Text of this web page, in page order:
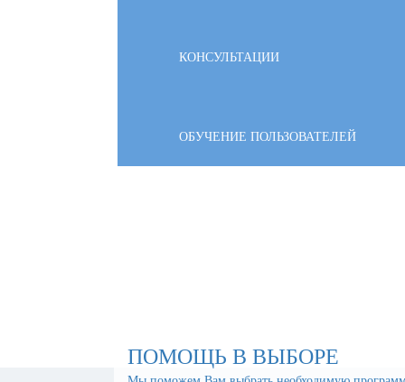
КОНСУЛЬТАЦИИ
ОБУЧЕНИЕ ПОЛЬЗОВАТЕЛЕЙ
ПОМОЩЬ В ВЫБОРЕ